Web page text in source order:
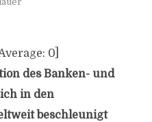
0]
des Banken- und
in den
beschleunigt